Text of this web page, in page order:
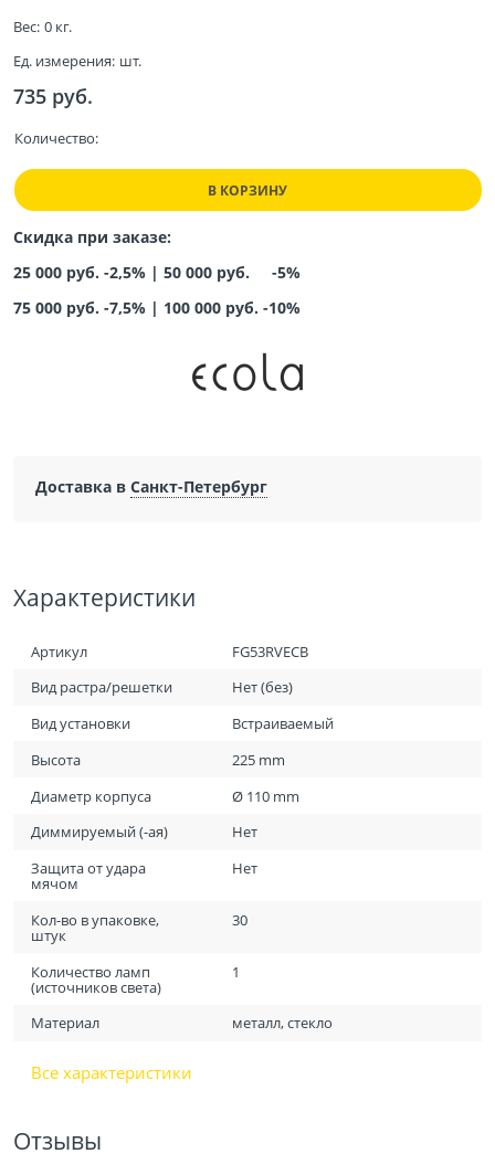
Вес: 0 кг.
Ед. измерения: шт.
735 руб.
Количество:
В КОРЗИНУ
Скидка при заказе:
25 000 руб. -2,5% | 50 000 руб. -5%
75 000 руб. -7,5% | 100 000 руб. -10%
Доставка в Санкт-Петербург
Характеристики
Артикул
FG53RVECB
Вид растра/решетки
Нет (без)
Вид установки
Встраиваемый
Высота
225 mm
Диаметр корпуса
Ø 110 mm
Диммируемый (-ая)
Нет
Защита от удара
мячом
Нет
Кол-во в упаковке,
штук
30
Количество ламп
(источников света)
1
Материал металл, стекло
Все характеристики
Отзывы